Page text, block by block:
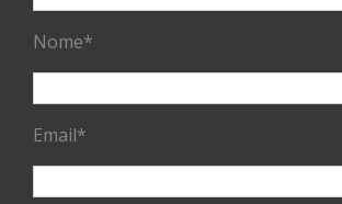
Nome*
Email*